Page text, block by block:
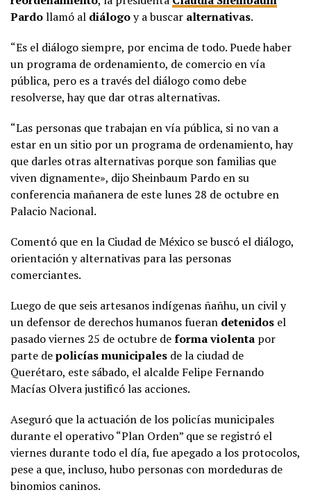
Pardollamó al diálogoy a buscar alternativas.
“Es el diálogo siempre, por encima de todo. Puede haber
un programa de ordenamiento, de comercio en vía
pública, pero es a través del diálogo como debe
resolverse, hay que dar otras alternativas.
“Las personas que trabajan en vía pública, si no van a
estar en un sitio por un programa de ordenamiento, hay
que darles otras alternativas porque son familias que
viven dignamente», dijo Sheinbaum Pardo en su
conferencia mañanera de este lunes 28 de octubre en
Palacio Nacional.
Comentó que en la Ciudad de México se buscó el diálogo,
orientación y alternativas para las personas
comerciantes.
Luego de que seis artesanos indígenas ñañhu, un civil y
un defensor de derechos humanos fueran detenidos el
pasado viernes 25 de octubre deforma violenta por
parte depolicías municipales de la ciudad de
Querétaro, este sábado, el alcalde Felipe Fernando
Macías Olvera justificó las acciones.
Aseguró que la actuación de los policías municipales
durante el operativo “Plan Orden” que se registró el
viernes durante todo el día, fue apegado a los protocolos,
pese a que, incluso, hubo personas con mordeduras de
binomios caninos.